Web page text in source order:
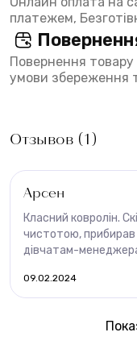
платежем,
Повернення
умови збереження
Отзывов (1)
Арсен
Класний ковролін.
чистотою,
дівчатам-
09.02.2024